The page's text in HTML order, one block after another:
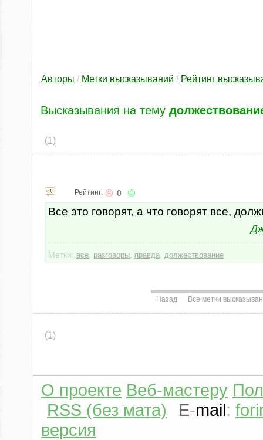
Авторы / Метки высказываний / Рейтинг
Высказывания на тему
(1)
Рейтинг: 0
Все это говорят, а что говорят все,
Метки: все разговоры правда должествование
Назад Все метки
(1)
О проекте Веб-мастеру
RSS (без мата)
E-mail:
версия